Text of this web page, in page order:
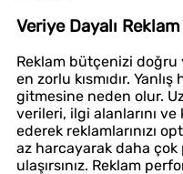
Veriye Dayalı
Reklam bütçenizi doğru
en zorlu kısmıdır.
gitmesine neden olur.
verileri, ilgi alanlarını ve
ederek reklamlarınızı
az harcayarak daha
ulaşırsınız. Reklam